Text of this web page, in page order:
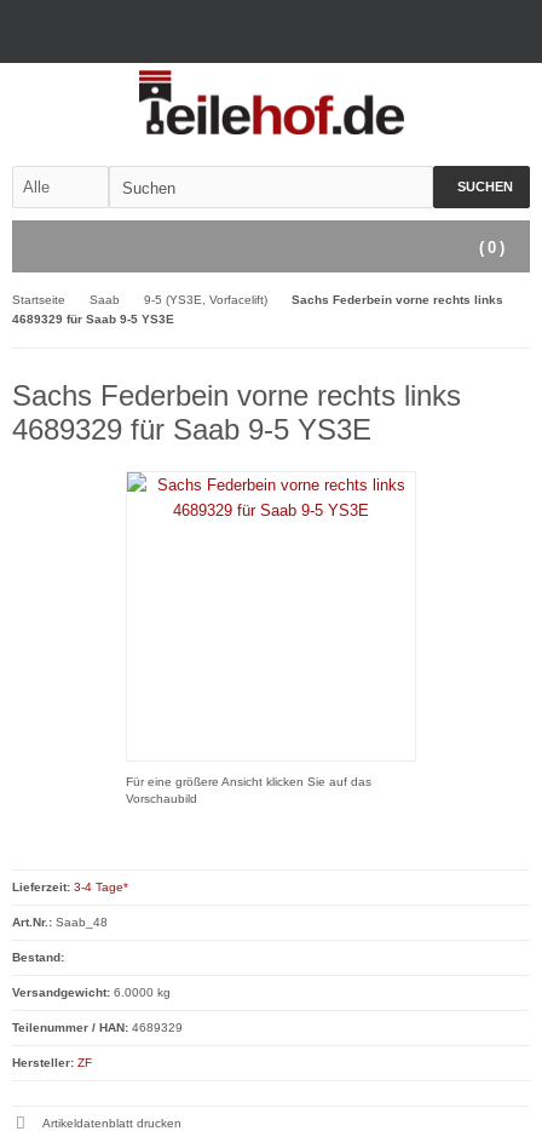
SUCHEN
( 0 )
Startseite Saab 9-5 (YS3E, Vorfacelift)
Sachs Federbein vorne rechts links
4689329 für Saab 9-5 YS3E
Sachs Federbein vorne rechts links
4689329 für Saab 9-5 YS3E
Für eine größere Ansicht klicken Sie auf das
Vorschaubild
Lieferzeit: 3-4 Tage*
Art.Nr.: Saab_48
Bestand:
Versandgewicht: 6.0000 kg
Teilenummer / HAN: 4689329
Hersteller: ZF
Artikeldatenblatt drucken